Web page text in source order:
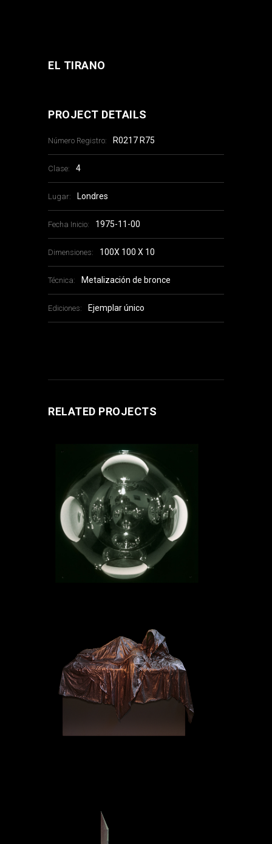
EL TIRANO
PROJECT DETAILS
Número Registro: R0217 R75
Clase: 4
Lugar: Londres
Fecha Inicio: 1975-11-00
Dimensiones: 100X 100 X 10
Técnica: Metalización de bronce
Ediciones: Ejemplar único
RELATED PROJECTS